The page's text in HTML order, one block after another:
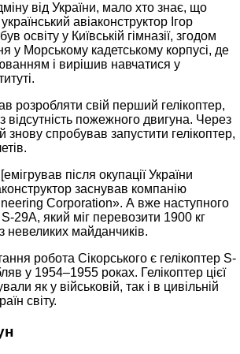
від України, мало хто знає, що
авіаконструктор Ігор
освіту у Київській гімназії, згодом
у Морському кадетському корпусі, де
і вирішив навчатися у
розробляти свій перший гелікоптер,
відсутність пожежного двигуна. Через
знову спробував запустити гелікоптер,
після окупації України
заснував компанію
Corporation». А вже наступного
S-29A, який міг перевозити 1900 кг
невеликих майданчиків.
робота Сікорського є гелікоптер S-
у 1954–1955 роках. Гелікоптер цієї
як у військовій, так і в цивільній
світу.